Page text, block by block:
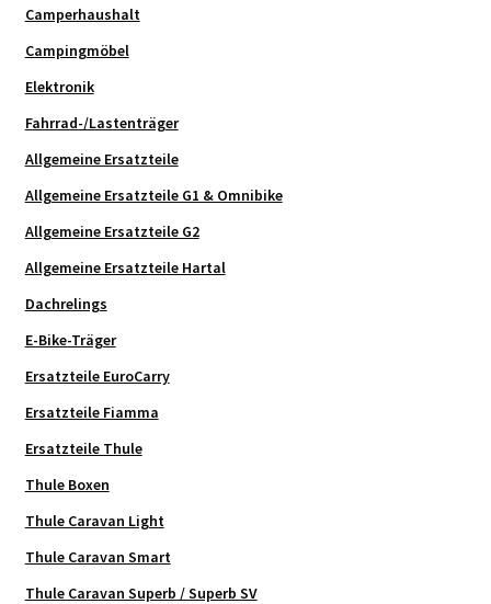
Camperhaushalt
Campingmöbel
Elektronik
Fahrrad-/Lastenträger
Allgemeine Ersatzteile
Allgemeine Ersatzteile G1 & Omnibike
Allgemeine Ersatzteile G2
Allgemeine Ersatzteile Hartal
Dachrelings
E-Bike-Träger
Ersatzteile EuroCarry
Ersatzteile Fiamma
Ersatzteile Thule
Thule Boxen
Thule Caravan Light
Thule Caravan Smart
Thule Caravan Superb / Superb SV